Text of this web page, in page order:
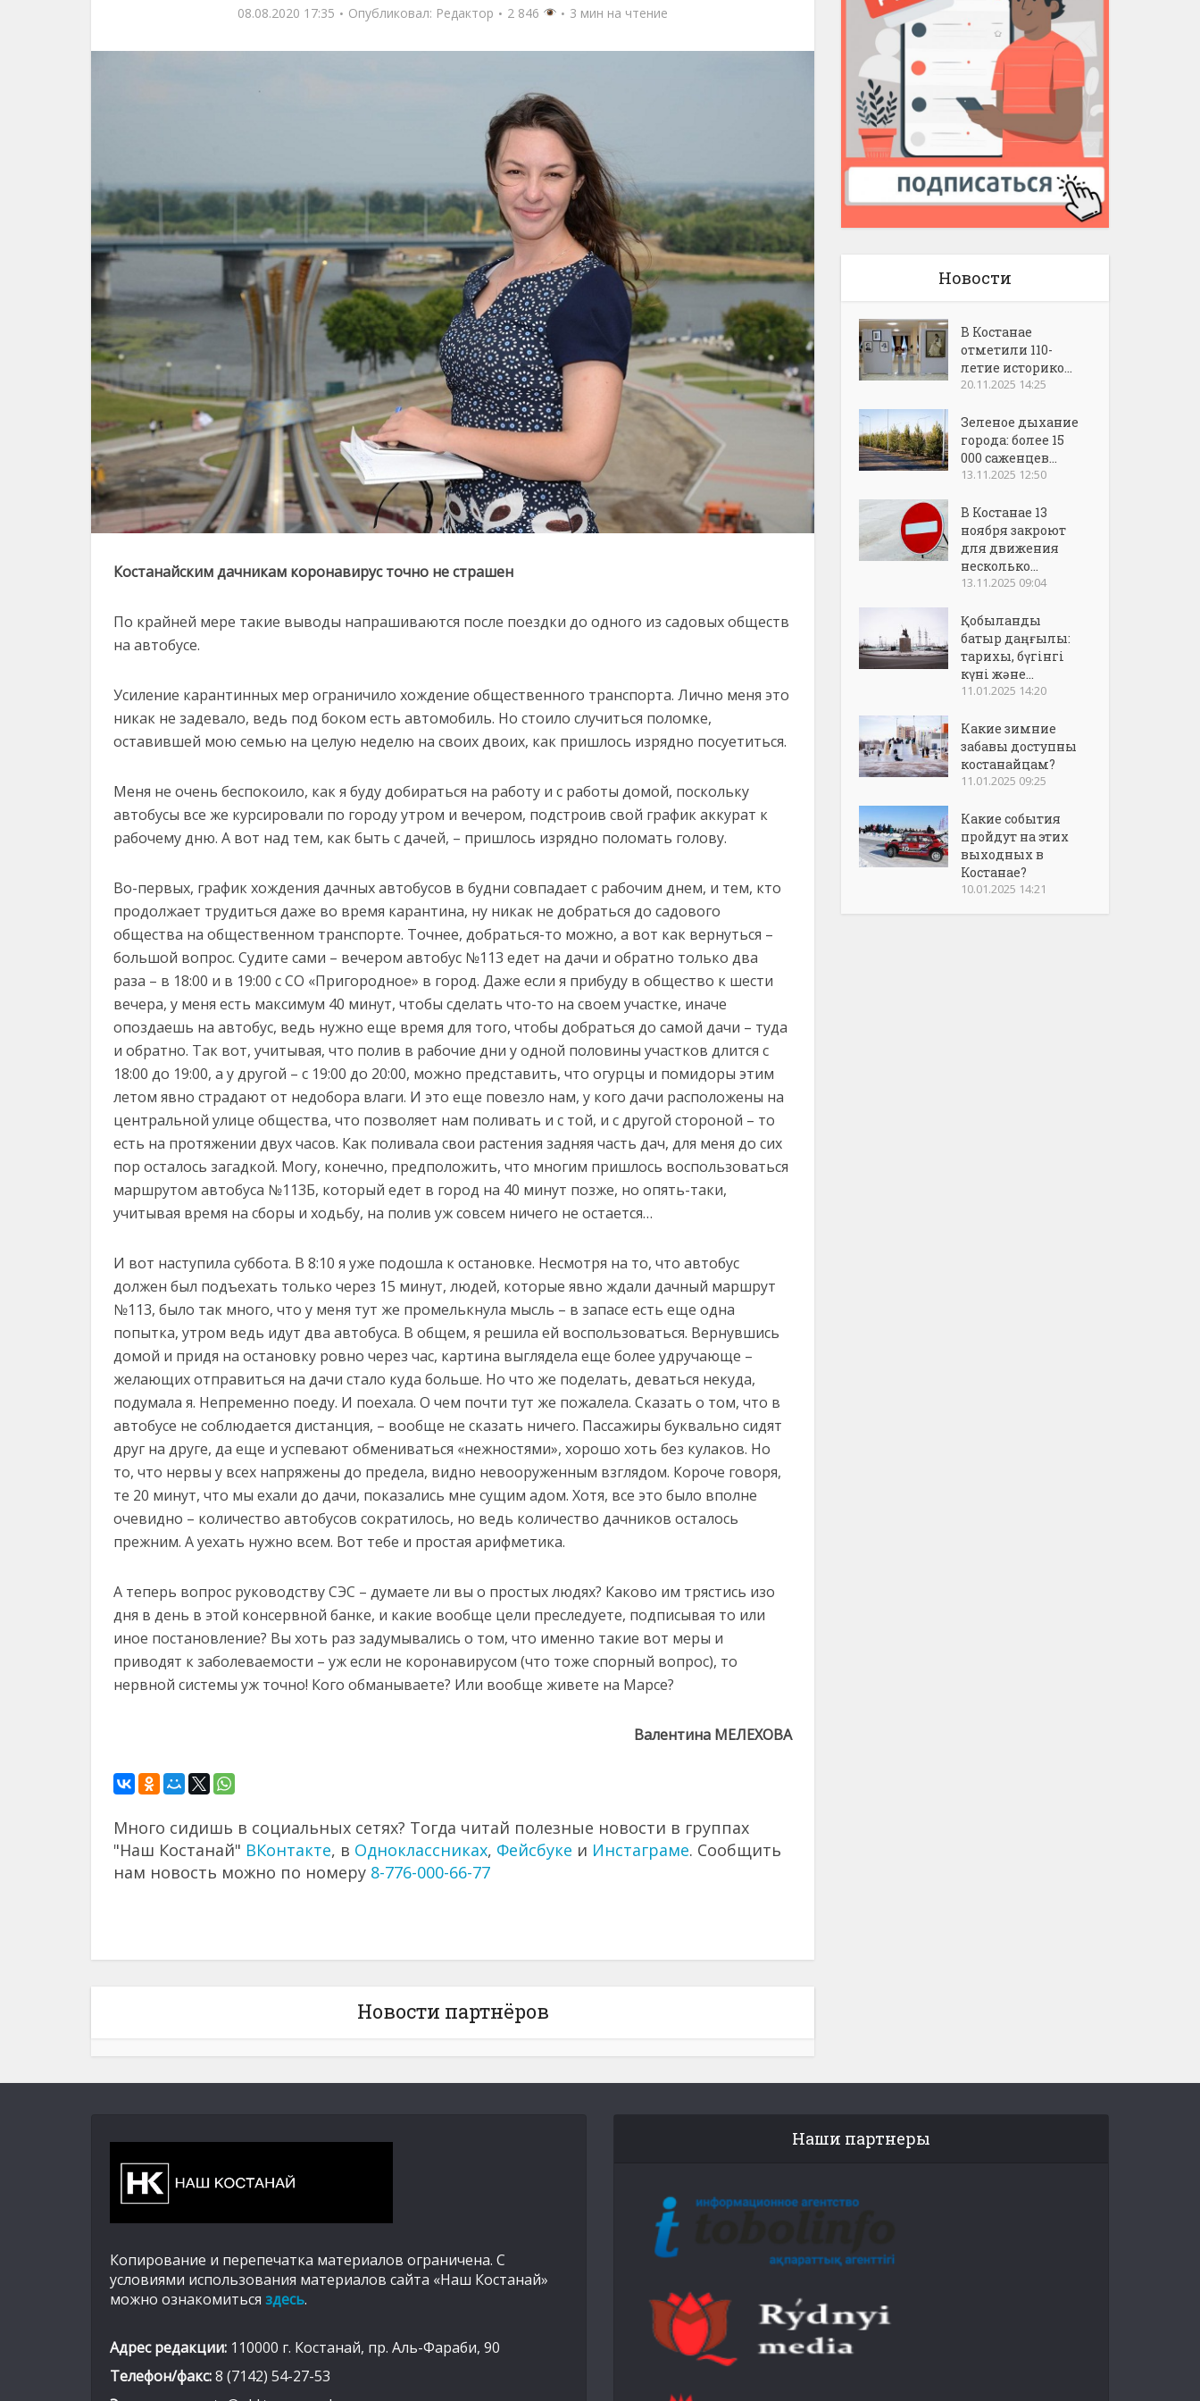
08.08.2020 17:35 Опубликовал: Редактор 2 846 3 мин на чтение
Костанайским дачникам коронавирус точно не страшен
По крайней мере такие выводы напрашиваются после поездки до одного из садовых обществ
на автобусе.
Усиление карантинных мер ограничило хождение общественного транспорта. Лично меня это
никак не задевало, ведь под боком есть автомобиль. Но стоило случиться поломке,
оставившей мою семью на целую неделю на своих двоих, как пришлось изрядно посуетиться.
Меня не очень беспокоило, как я буду добираться на работу и с работы домой, поскольку
автобусы все же курсировали по городу утром и вечером, подстроив свой график аккурат к
рабочему дню. А вот над тем, как быть с дачей, – пришлось изрядно поломать голову.
Во-первых, график хождения дачных автобусов в будни совпадает с рабочим днем, и тем, кто
продолжает трудиться даже во время карантина, ну никак не добраться до садового
общества на общественном транспорте. Точнее, добраться-то можно, а вот как вернуться –
большой вопрос. Судите сами – вечером автобус №113 едет на дачи и обратно только два
раза – в 18:00 и в 19:00 с СО «Пригородное» в город. Даже если я прибуду в общество к шести
вечера, у меня есть максимум 40 минут, чтобы сделать что-то на своем участке, иначе
опоздаешь на автобус, ведь нужно еще время для того, чтобы добраться до самой дачи – туда
и обратно. Так вот, учитывая, что полив в рабочие дни у одной половины участков длится с
18:00 до 19:00, а у другой – с 19:00 до 20:00, можно представить, что огурцы и помидоры этим
летом явно страдают от недобора влаги. И это еще повезло нам, у кого дачи расположены на
центральной улице общества, что позволяет нам поливать и с той, и с другой стороной – то
есть на протяжении двух часов. Как поливала свои растения задняя часть дач, для меня до сих
пор осталось загадкой. Могу, конечно, предположить, что многим пришлось воспользоваться
маршрутом автобуса №113Б, который едет в город на 40 минут позже, но опять-таки,
учитывая время на сборы и ходьбу, на полив уж совсем ничего не остается…
И вот наступила суббота. В 8:10 я уже подошла к остановке. Несмотря на то, что автобус
должен был подъехать только через 15 минут, людей, которые явно ждали дачный маршрут
№113, было так много, что у меня тут же промелькнула мысль – в запасе есть еще одна
попытка, утром ведь идут два автобуса. В общем, я решила ей воспользоваться. Вернувшись
домой и придя на остановку ровно через час, картина выглядела еще более удручающе –
желающих отправиться на дачи стало куда больше. Но что же поделать, деваться некуда,
подумала я. Непременно поеду. И поехала. О чем почти тут же пожалела. Сказать о том, что в
автобусе не соблюдается дистанция, – вообще не сказать ничего. Пассажиры буквально сидят
друг на друге, да еще и успевают обмениваться «нежностями», хорошо хоть без кулаков. Но
то, что нервы у всех напряжены до предела, видно невооруженным взглядом. Короче говоря,
те 20 минут, что мы ехали до дачи, показались мне сущим адом. Хотя, все это было вполне
очевидно – количество автобусов сократилось, но ведь количество дачников осталось
прежним. А уехать нужно всем. Вот тебе и простая арифметика.
А теперь вопрос руководству СЭС – думаете ли вы о простых людях? Каково им трястись изо
дня в день в этой консервной банке, и какие вообще цели преследуете, подписывая то или
иное постановление? Вы хоть раз задумывались о том, что именно такие вот меры и
приводят к заболеваемости – уж если не коронавирусом (что тоже спорный вопрос), то
нервной системы уж точно! Кого обманываете? Или вообще живете на Марсе?
Валентина МЕЛЕХОВА
Много сидишь в социальных сетях? Тогда читай полезные новости в группах
"Наш Костанай" ВКонтакте, в Одноклассниках, Фейсбуке и Инстаграме. Сообщить
нам новость можно по номеру 8-776-000-66-77
Новости партнёров
Новости
В Костанае
отметили 110-
летие историко...
20.11.2025 14:25
Зеленое дыхание
города: более 15
000 саженцев...
13.11.2025 12:50
В Костанае 13
ноября закроют
для движения
несколько...
13.11.2025 09:04
Қобыланды
батыр даңғылы:
тарихы, бүгінгі
күні және...
11.01.2025 14:20
Какие зимние
забавы доступны
костанайцам?
11.01.2025 09:25
Какие события
пройдут на этих
выходных в
Костанае?
10.01.2025 14:21
Копирование и перепечатка материалов ограничена. С
условиями использования материалов сайта «Наш Костанай»
можно ознакомиться здесь.
Адрес редакции: 110000 г. Костанай, пр. Аль-Фараби, 90
Телефон/факс:8 (7142) 54-27-53
Наши партнеры